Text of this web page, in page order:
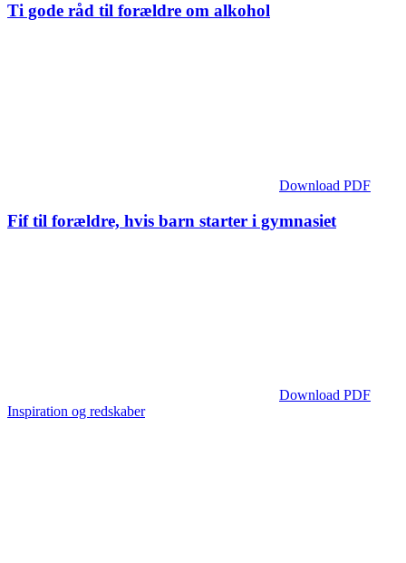
Ti gode råd til forældre om alkohol
Download PDF
Fif til forældre, hvis barn starter i gymnasiet
Download PDF
Inspiration og redskaber